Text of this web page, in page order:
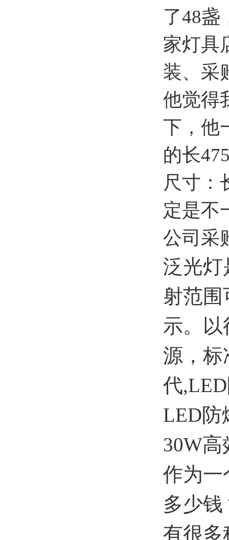
了48盏
家灯具
装、采
他觉得
下，他
的长
尺寸：
定是不
公司采
泛光灯
射范
示。以
源，标
代
LED防
30W
作为一
多少
有很多